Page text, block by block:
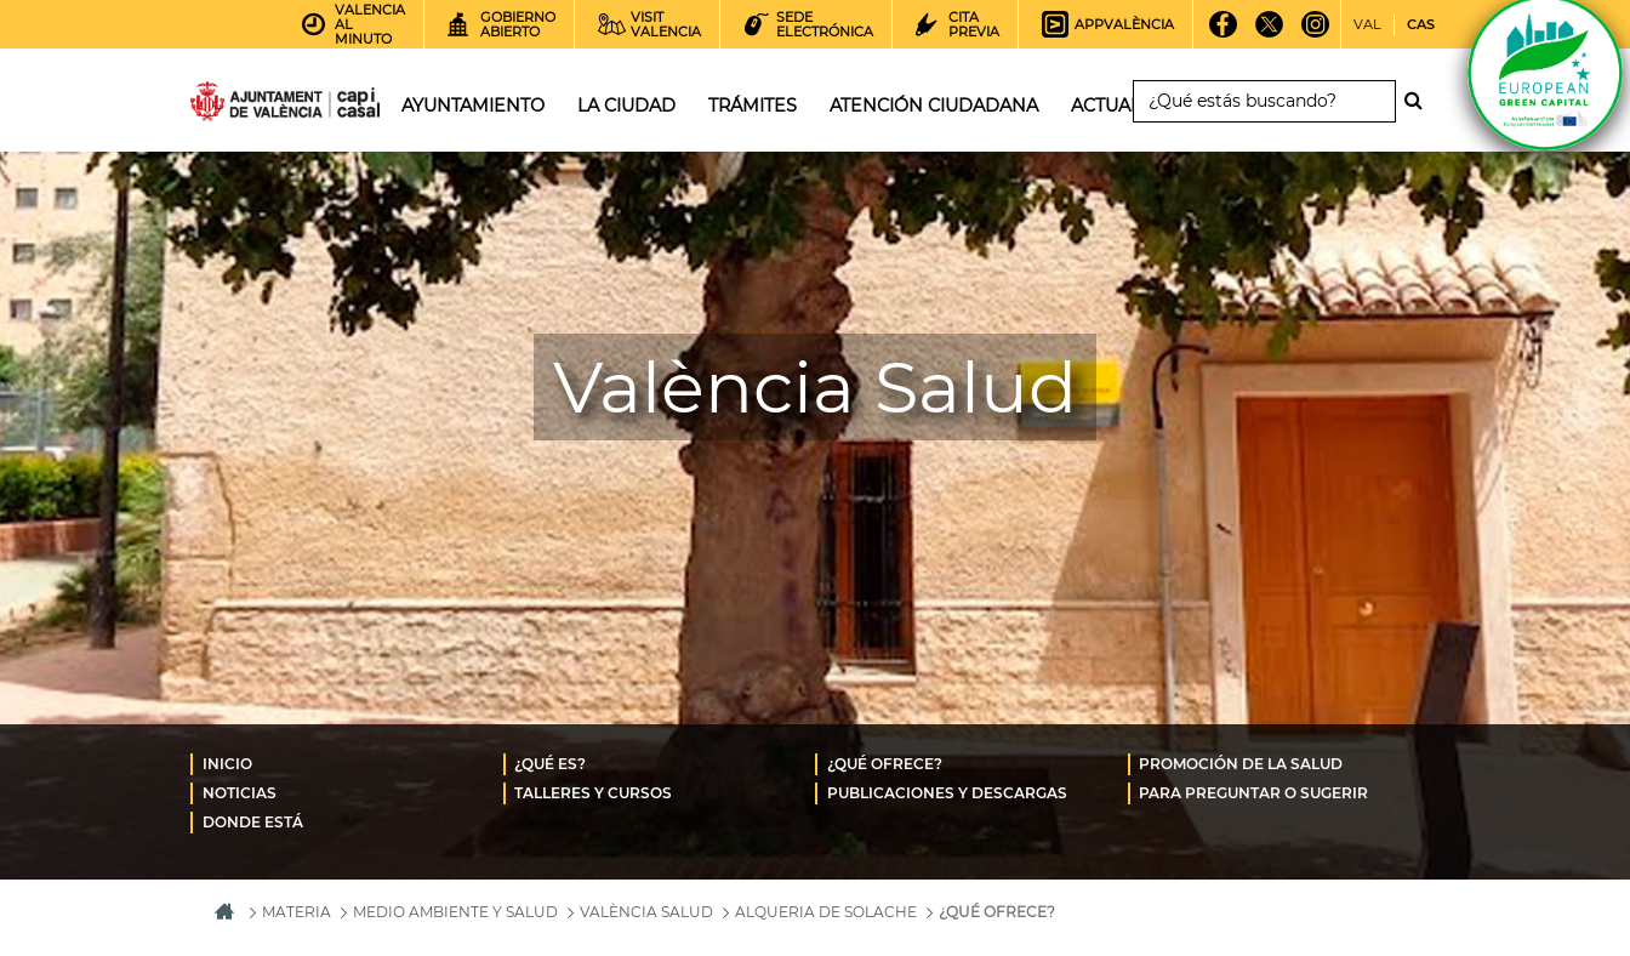
VALENCIA
AL
MINUTO
GOBIERNO
ABIERTO
VISIT
VALENCIA
SEDE
ELECTRÓNICA
CITA
PREVIA
APPVALÈNCIA VAL CAS
AYUNTAMIENTO LA CIUDAD TRÁMITES ATENCIÓN CIUDADANA ACTUALIDAD
València Salud
INICIO ¿QUÉ ES? ¿QUÉ OFRECE?
PROMOCIÓN DE LA SALUD
NOTICIAS
TALLERES Y CURSOS PUBLICACIONES Y DESCARGAS
PARA PREGUNTAR O SUGERIR
DONDE ESTÁ
MATERIA MEDIO AMBIENTE Y SALUD VALÈNCIA SALUD ALQUERIA DE SOLACHE ¿QUÉ OFRECE?